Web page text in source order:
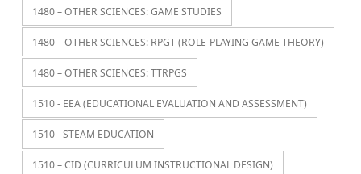
1480 – OTHER SCIENCES: GAME STUDIES
1480 – OTHER SCIENCES: RPGT (ROLE-PLAYING GAME THEORY)
1480 – OTHER SCIENCES: TTRPGS
1510 - EEA (EDUCATIONAL EVALUATION AND ASSESSMENT)
1510 - STEAM EDUCATION
1510 – CID (CURRICULUM INSTRUCTIONAL DESIGN)